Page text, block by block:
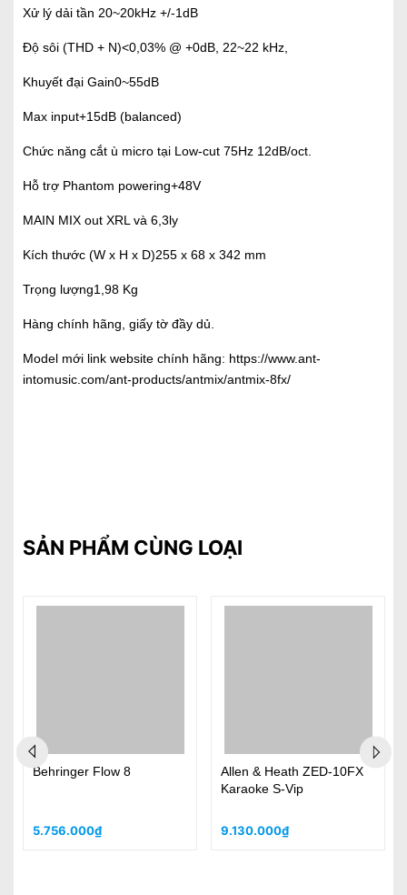
Xử lý dải tần 20~20kHz +/-1dB
Độ sôi (THD + N)<0,03% @ +0dB, 22~22 kHz,
Khuyết đại Gain0~55dB
Max input+15dB (balanced)
Chức năng cắt ù micro tại Low-cut 75Hz 12dB/oct.
Hỗ trợ Phantom powering+48V
MAIN MIX out XRL và 6,3ly
Kích thước (W x H x D)255 x 68 x 342 mm
Trọng lượng1,98 Kg
Hàng chính hãng, giấy tờ đầy dủ.
Model mới link website chính hãng: https://www.ant-
intomusic.com/ant-products/antmix/antmix-8fx/
SẢN PHẨM CÙNG LOẠI
Behringer Flow 8
5.756.000₫
Allen & Heath ZED-10FX
Karaoke S-Vip
9.130.000₫